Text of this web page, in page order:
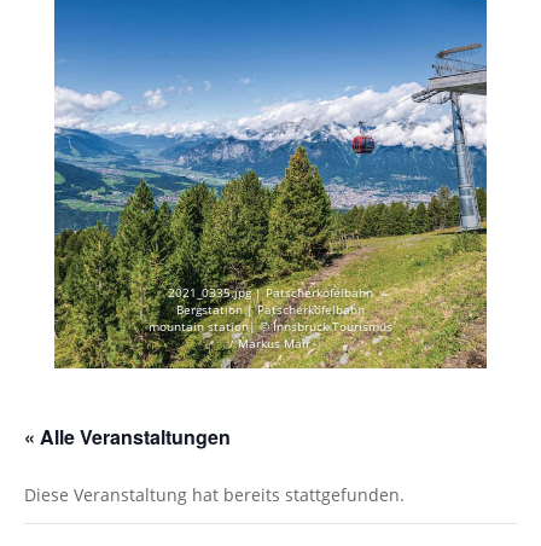
2021_0335.jpg | Patscherkofelbahn
Bergstation | Patscherkofelbahn
mountain station| © Innsbruck Tourismus
/ Markus Mair
« Alle Veranstaltungen
Diese Veranstaltung hat bereits stattgefunden.